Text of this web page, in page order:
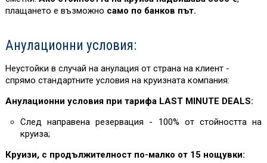
плащането е възможно само по банков път.
Анулационни условия:
Неустойки в случай на анулация от страна на клиент -
спрямо стандартните условия на круизната компания:
Анулационни условия при тарифа LAST MINUTE DEALS:
След направена резервация - 100% от стойността на
круиза;
Круизи, с продължителност по-малко от 15 нощувки: